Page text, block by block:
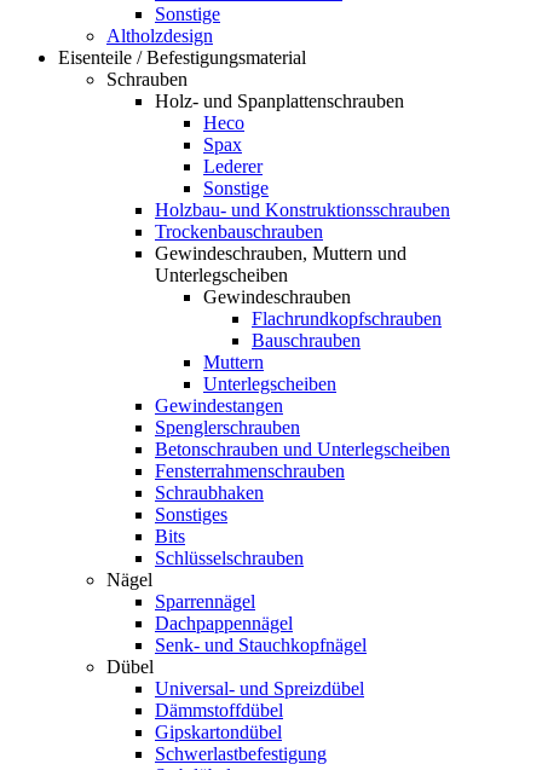
Sonstige
Altholzdesign
Eisenteile / Befestigungsmaterial
Schrauben
Holz- und Spanplattenschrauben
Heco
Spax
Lederer
Sonstige
Holzbau- und Konstruktionsschrauben
Trockenbauschrauben
Gewindeschrauben, Muttern und
Unterlegscheiben
Gewindeschrauben
Flachrundkopfschrauben
Bauschrauben
Muttern
Unterlegscheiben
Gewindestangen
Spenglerschrauben
Betonschrauben und Unterlegscheiben
Fensterrahmenschrauben
Schraubhaken
Sonstiges
Bits
Schlüsselschrauben
Nägel
Sparrennägel
Dachpappennägel
Senk- und Stauchkopfnägel
Dübel
Universal- und Spreizdübel
Dämmstoffdübel
Gipskartondübel
Schwerlastbefestigung